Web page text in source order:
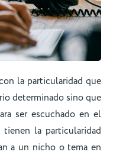
la particularidad que
determinado sino que
ser escuchado en el
tienen la particularidad
a un nicho o tema en